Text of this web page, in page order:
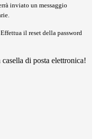
inviato un messaggio
il reset della password
di posta elettronica!